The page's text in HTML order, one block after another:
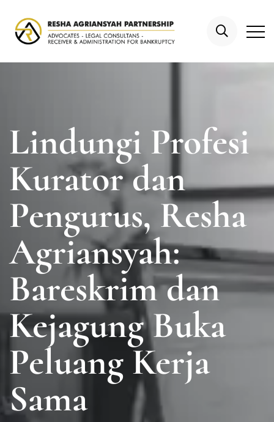
Lindungi Profesi
Kurator dan
Pengurus, Resha
Agriansyah:
Bareskrim dan
Kejagung Buka
Peluang Kerja
Sama